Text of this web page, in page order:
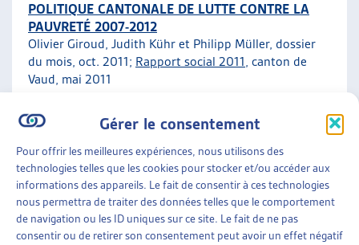
Gérer le consentement
Pour offrir les meilleures expériences, nous utilisons des
technologies telles que les cookies pour stocker et/ou accéder aux
informations des appareils. Le fait de consentir à ces technologies
nous permettra de traiter des données telles que le comportement
de navigation ou les ID uniques sur ce site. Le fait de ne pas
consentir ou de retirer son consentement peut avoir un effet négatif
POLITIQUE CANTONALE DE LUTTE CONTRE LA
PAUVRETÉ 2007-2012
Olivier Giroud, Judith Kühr et Philipp Müller, dossier
du mois, oct. 2011; Rapport social 2011, canton de
Vaud, mai 2011
Vaud
AIDE SOCIALE»RAPPORTS SOCIAUX CANTONAUX
VAUD
STRATÉGIE CANTONALE DE LUTTE CONTRE LA
PAUVRETÉ